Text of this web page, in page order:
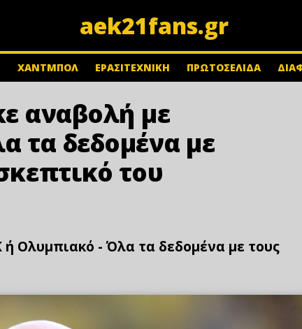
aek21fans.gr
ΧΑΝΤΜΠΟΛ ΕΡΑΣΙΤΕΧΝΙΚΗ ΠΡΩΤΟΣΕΛΙΔΑ
αναβολή με
τα δεδομένα με
του
Ολυμπιακό - Όλα τα δεδομένα με τους